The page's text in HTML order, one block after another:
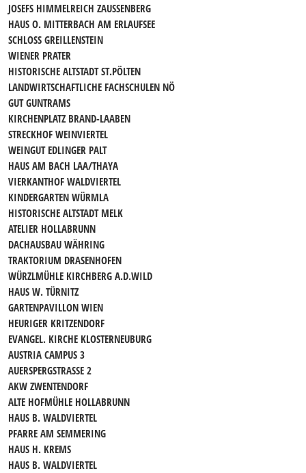
JOSEFS HIMMELREICH ZAUSSENBERG
HAUS O. MITTERBACH AM ERLAUFSEE
SCHLOSS GREILLENSTEIN
WIENER PRATER
HISTORISCHE ALTSTADT ST.PÖLTEN
LANDWIRTSCHAFTLICHE FACHSCHULEN NÖ
GUT GUNTRAMS
KIRCHENPLATZ BRAND-LAABEN
STRECKHOF WEINVIERTEL
WEINGUT EDLINGER PALT
HAUS AM BACH LAA/THAYA
VIERKANTHOF WALDVIERTEL
KINDERGARTEN WÜRMLA
HISTORISCHE ALTSTADT MELK
ATELIER HOLLABRUNN
DACHAUSBAU WÄHRING
TRAKTORIUM DRASENHOFEN
WÜRZLMÜHLE KIRCHBERG A.D.WILD
HAUS W. TÜRNITZ
GARTENPAVILLON WIEN
HEURIGER KRITZENDORF
EVANGEL. KIRCHE KLOSTERNEUBURG
AUSTRIA CAMPUS 3
AUERSPERGSTRASSE 2
AKW ZWENTENDORF
ALTE HOFMÜHLE HOLLABRUNN
HAUS B. WALDVIERTEL
PFARRE AM SEMMERING
HAUS H. KREMS
HAUS B. WALDVIERTEL